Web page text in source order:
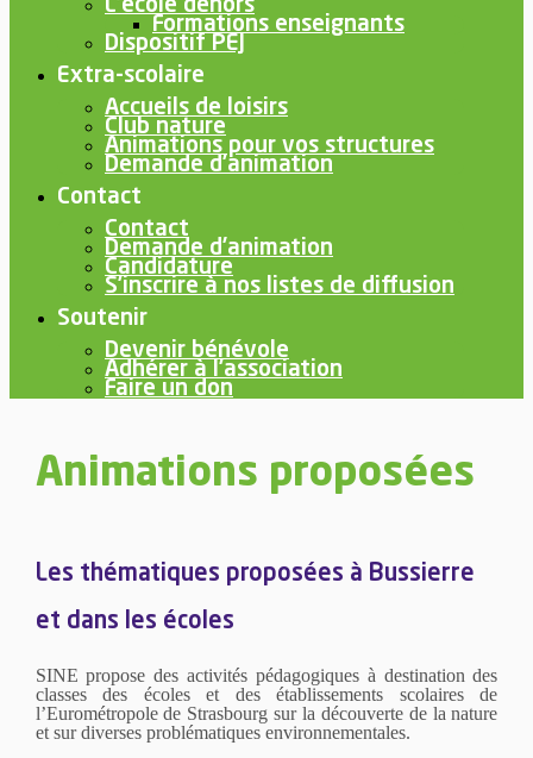
L’école dehors
Formations enseignants
Dispositif PEJ
Extra-scolaire
Accueils de loisirs
Club nature
Animations pour vos structures
Demande d’animation
Contact
Contact
Demande d’animation
Candidature
S’inscrire à nos listes de diffusion
Soutenir
Devenir bénévole
Adhérer à l’association
Faire un don
Animations proposées
Les thématiques proposées à Bussierre
et dans les écoles
SINE propose des activités pédagogiques à destination des
classes des écoles et des établissements scolaires de
l’Eurométropole de Strasbourg sur la découverte de la nature
et sur diverses problématiques environnementales.